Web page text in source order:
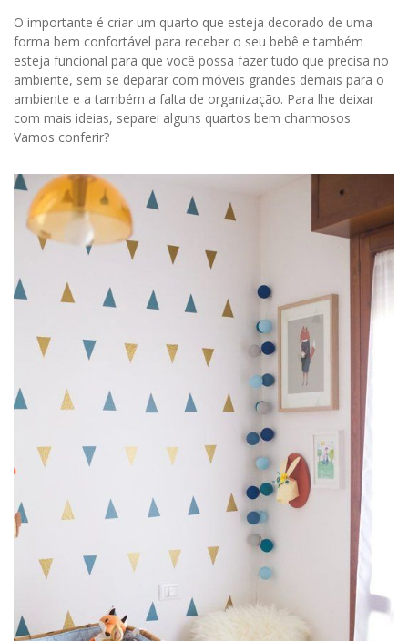
O importante é criar um quarto que esteja decorado de uma
forma bem confortável para receber o seu bebê e também
esteja funcional para que você possa fazer tudo que precisa no
ambiente, sem se deparar com móveis grandes demais para o
ambiente e a também a falta de organização. Para lhe deixar
com mais ideias, separei alguns quartos bem charmosos.
Vamos conferir?